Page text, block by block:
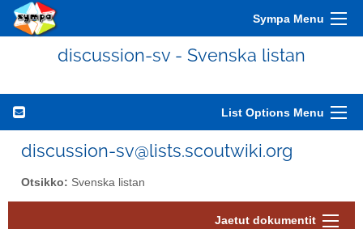
Sympa Menu
discussion-sv - Svenska listan
List Options Menu
discussion-sv@lists.scoutwiki.org
Otsikko: Svenska listan
Jaetut dokumentit